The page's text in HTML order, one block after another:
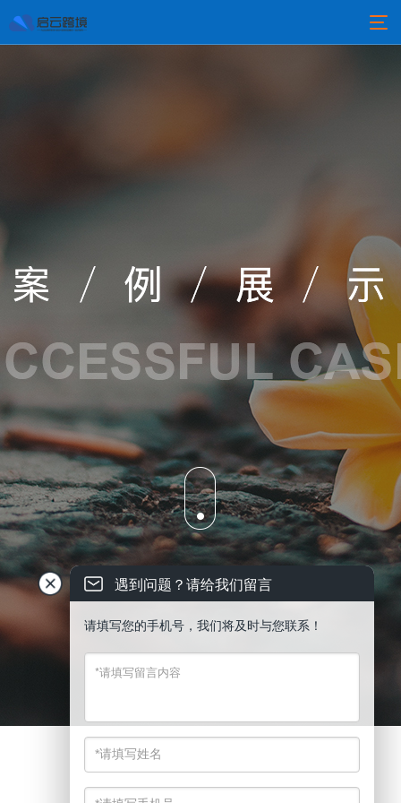
遇到问题？请给我们留言
请填写您的手机号，我们将及时与您联系！